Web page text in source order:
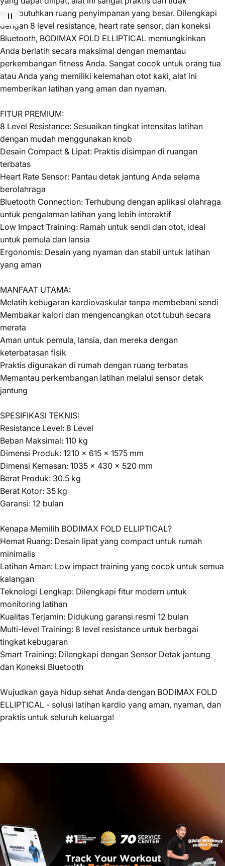
membutuhkan ruang penyimpanan yang besar. Dilengkapi
dengan 8 level resistance, heart rate sensor, dan koneksi
Bluetooth, BODIMAX FOLD ELLIPTICAL memungkinkan
Anda berlatih secara maksimal dengan memantau
perkembangan fitness Anda. Sangat cocok untuk orang tua
atau Anda yang memiliki kelemahan otot kaki, alat ini
memberikan latihan yang aman dan nyaman.
FITUR PREMIUM:
8 Level Resistance: Sesuaikan tingkat intensitas latihan
dengan mudah menggunakan knob
Desain Compact & Lipat: Praktis disimpan di ruangan
terbatas
Heart Rate Sensor: Pantau detak jantung Anda selama
berolahraga
Bluetooth Connection: Terhubung dengan aplikasi olahraga
untuk pengalaman latihan yang lebih interaktif
Low Impact Training: Ramah untuk sendi dan otot, ideal
untuk pemula dan lansia
Ergonomis: Desain yang nyaman dan stabil untuk latihan
yang aman
MANFAAT UTAMA:
Melatih kebugaran kardiovaskular tanpa membebani sendi
Membakar kalori dan mengencangkan otot tubuh secara
merata
Aman untuk pemula, lansia, dan mereka dengan
keterbatasan fisik
Praktis digunakan di rumah dengan ruang terbatas
Memantau perkembangan latihan melalui sensor detak
jantung
SPESIFIKASI TEKNIS:
Resistance Level: 8 Level
Beban Maksimal: 110 kg
Dimensi Produk: 1210 x 615 x 1575 mm
Dimensi Kemasan: 1035 x 430 x 520 mm
Berat Produk: 30.5 kg
Berat Kotor: 35 kg
Garansi: 12 bulan
Kenapa Memilih BODIMAX FOLD ELLIPTICAL?
Hemat Ruang: Desain lipat yang compact untuk rumah
minimalis
Latihan Aman: Low impact training yang cocok untuk semua
kalangan
Teknologi Lengkap: Dilengkapi fitur modern untuk
monitoring latihan
Kualitas Terjamin: Didukung garansi resmi 12 bulan
Multi-level Training: 8 level resistance untuk berbagai
tingkat kebugaran
Smart Training: Dilengkapi dengan Sensor Detak jantung
dan Koneksi Bluetooth
Wujudkan gaya hidup sehat Anda dengan BODIMAX FOLD
ELLIPTICAL - solusi latihan kardio yang aman, nyaman, dan
praktis untuk seluruh keluarga!